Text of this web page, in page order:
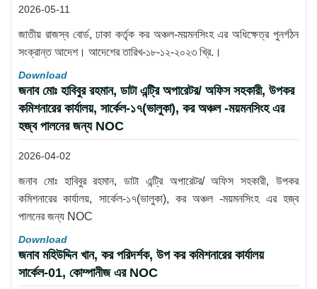
2026-05-11
জাতীয় রাজস্ব বোর্ড, ঢাকা কর্তৃক কর অঞ্চল-ময়মনসিংহ এর অধিক্ষেত্র পুনর্গঠন
সংক্রান্ত আদেশ। আদেশের তারিখ-১৮-১২-২০২৩ খ্রি.।
Download
জনাব মোঃ হাবিবুর রহমান, ডাটা এন্ট্রি অপারেটর/ অফিস সহকারী, উপকর
কমিশনারের কার্যালয়, সার্কেল-১৭(ভালুকা), কর অঞ্চল -ময়মনসিংহ এর
হজ্ব পালনের জন্য NOC
2026-04-02
জনাব মোঃ হাবিবুর রহমান, ডাটা এন্ট্রি অপারেটর/ অফিস সহকারী, উপকর
কমিশনারের কার্যালয়, সার্কেল-১৭(ভালুকা), কর অঞ্চল -ময়মনসিংহ এর হজ্ব
পালনের জন্য NOC
Download
জনাব মহিউদ্দিন খান, কর পরিদর্শক, উপ কর কমিশনারের কার্যালয়
সার্কেল-01, কোম্পানীজ এর NOC